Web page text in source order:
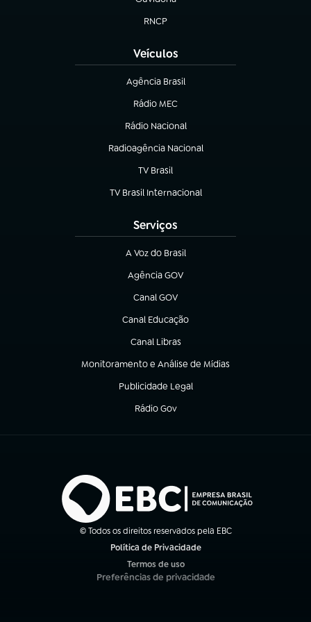
(abre em nova aba)
RNCP
(abre em nova aba)
Veículos
Agência Brasil
(abre em nova aba)
Rádio MEC
(abre em nova aba)
Rádio Nacional
Radioagência Nacional
(abre em nova aba)
TV Brasil
(abre em nova aba)
TV Brasil Internacional
(abre em nova aba)
Serviços
A Voz do Brasil
(abre em nova aba)
Agência GOV
(abre em nova aba)
Canal GOV
(abre em nova aba)
Canal Educação
(abre em nova aba)
Canal Libras
(abre em nova aba)
Monitoramento e Análise de Mídias
(abre em nova aba)
Publicidade Legal
(abre em nova aba)
Rádio Gov
(abre em nova aba)
© Todos os direitos reservados pela EBC
Política de Privacidade
Termos de uso
(abre em nova aba)
Preferências de privacidade